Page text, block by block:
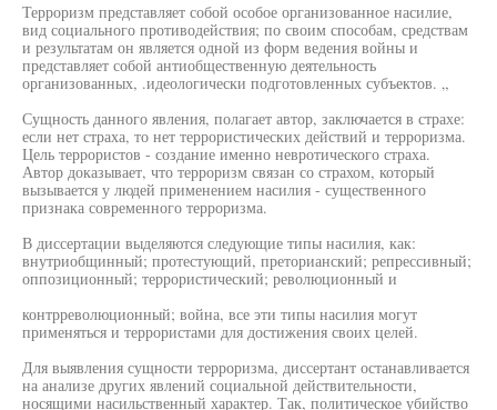
Терроризм представляет собой особое организованное насилие,
вид социального противодействия; по своим способам, средствам
и результатам он является одной из форм ведения войны и
представляет собой антиобщественную деятельность
организованных, .идеологически подготовленных субъектов. „
Сущность данного явления, полагает автор, заключается в страхе:
если нет страха, то нет террористических действий и терроризма.
Цель террористов - создание именно невротического страха.
Автор доказывает, что терроризм связан со страхом, который
вызывается у людей применением насилия - существенного
признака современного терроризма.
В диссертации выделяются следующие типы насилия, как:
внутриобщинный; протестующий, преторианский; репрессивный;
оппозиционный; террористический; революционный и
контрреволюционный; война, все эти типы насилия могут
применяться и террористами для достижения своих целей.
Для выявления сущности терроризма, диссертант останавливается
на анализе других явлений социальной действительности,
носящими насильственный характер. Так, политическое убийство